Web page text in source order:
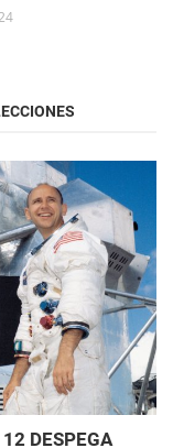
DESPEGA